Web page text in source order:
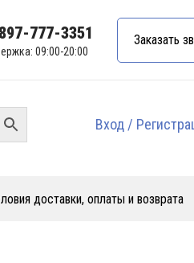
777-3351
09:00-20:00
Заказать
Вход /
доставки, оплаты и возврата